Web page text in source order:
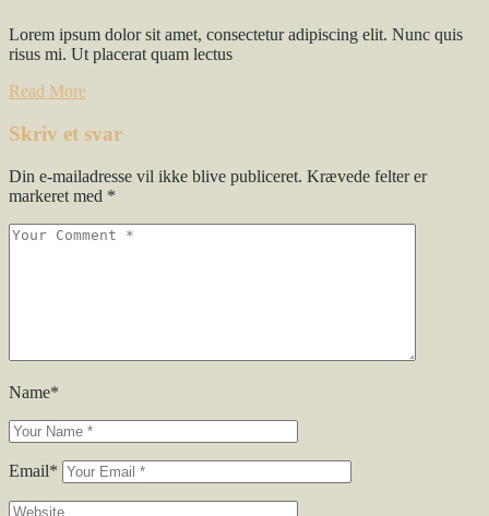
Lorem ipsum dolor sit amet, consectetur adipiscing elit. Nunc quis
risus mi. Ut placerat quam lectus
Read More
Skriv et svar
Din e-mailadresse vil ikke blive publiceret. Krævede felter er
markeret med *
Name*
Email*